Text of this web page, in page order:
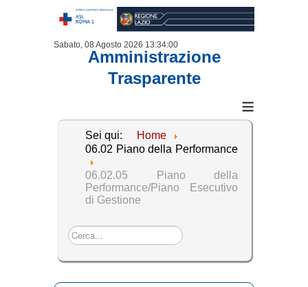
Sabato, 08 Agosto 2026 13:34:00
Amministrazione
Trasparente
≡
Sei qui:
Home
06.02 Piano della Performance
06.02.05 Piano della
Performance/Piano Esecutivo
di Gestione
Cerca...